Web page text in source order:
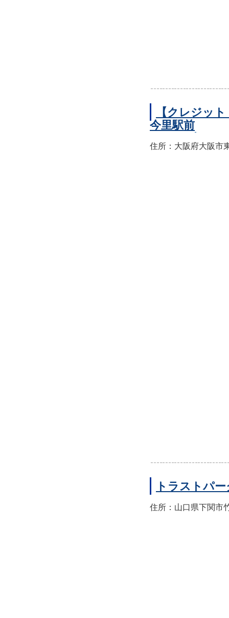
【クレジッ
今里駅前
住所：大阪府大阪市
トラストパ
住所：山口県下関市